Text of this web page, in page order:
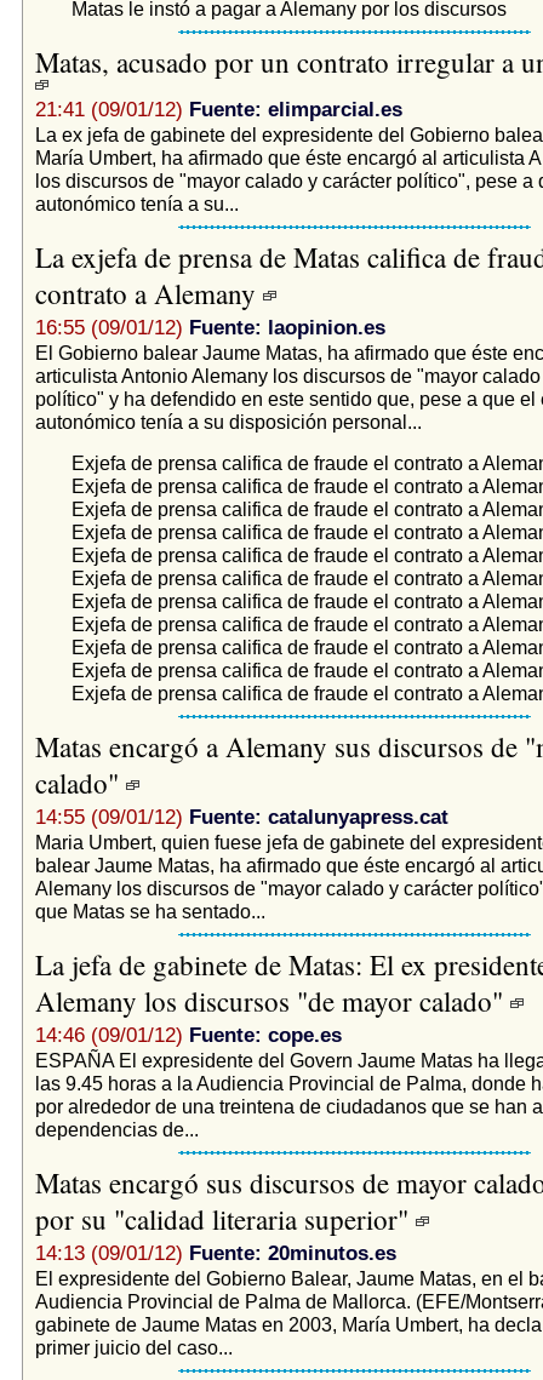
Matas le instó a pagar a Alemany por los discursos
Matas, acusado por un contrato irregular a
21:41 (09/01/12) Fuente: elimparcial.es
La ex jefa de gabinete del expresidente del Gobierno
María Umbert, ha afirmado que éste encargó al articulista
los discursos de "mayor calado y carácter político", pese a
autonómico tenía a su...
La exjefa de prensa de Matas califica de
contrato a Alemany
16:55 (09/01/12) Fuente: laopinion.es
El Gobierno balear Jaume Matas, ha afirmado que éste
articulista Antonio Alemany los discursos de "mayor
político" y ha defendido en este sentido que, pese a que el
autonómico tenía a su disposición personal...
Exjefa de prensa califica de fraude el contrato a
Exjefa de prensa califica de fraude el contrato a
Exjefa de prensa califica de fraude el contrato a
Exjefa de prensa califica de fraude el contrato a
Exjefa de prensa califica de fraude el contrato a
Exjefa de prensa califica de fraude el contrato a
Exjefa de prensa califica de fraude el contrato a
Exjefa de prensa califica de fraude el contrato a
Exjefa de prensa califica de fraude el contrato a
Exjefa de prensa califica de fraude el contrato a
Exjefa de prensa califica de fraude el contrato a
Matas encargó a Alemany sus discursos de
calado"
14:55 (09/01/12) Fuente: catalunyapress.cat
Maria Umbert, quien fuese jefa de gabinete del
balear Jaume Matas, ha afirmado que éste encargó al
Alemany los discursos de "mayor calado y carácter
que Matas se ha sentado...
La jefa de gabinete de Matas: El ex
Alemany los discursos "de mayor calado"
14:46 (09/01/12) Fuente: cope.es
ESPAÑA El expresidente del Govern Jaume Matas ha
las 9.45 horas a la Audiencia Provincial de Palma, donde
por alrededor de una treintena de ciudadanos que se han
dependencias de...
Matas encargó sus discursos de mayor
por su "calidad literaria superior"
14:13 (09/01/12) Fuente: 20minutos.es
El expresidente del Gobierno Balear, Jaume Matas, en el
Audiencia Provincial de Palma de Mallorca. (EFE/
gabinete de Jaume Matas en 2003, María Umbert, ha
primer juicio del caso...